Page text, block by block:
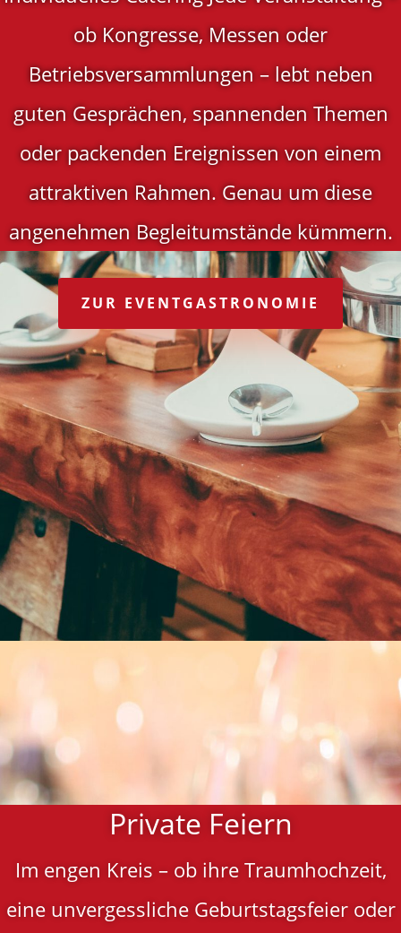
ob Kongresse, Messen oder
Betriebsversammlungen – lebt neben
guten Gesprächen, spannenden Themen
oder packenden Ereignissen von einem
attraktiven Rahmen. Genau um diese
angenehmen Begleitumstände kümmern.
ZUR EVENTGASTRONOMIE
Private Feiern
Im engen Kreis – ob ihre Traumhochzeit,
eine unvergessliche Geburtstagsfeier oder